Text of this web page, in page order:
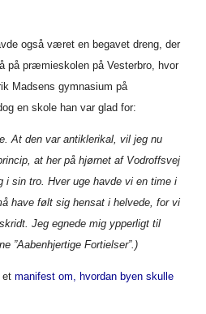
også været en begavet dreng, der
på præmieskolen på Vesterbro, hvor
Madsens gymnasium på
en skole han var glad for:
At den var antiklerikal, vil jeg nu
at her på hjørnet af Vodroffsvej
i sin tro. Hver uge havde vi en time i
have følt sig hensat i helvede, for vi
Jeg egnede mig ypperligt til
”Aabenhjertige Fortielser”.)
et manifest om, hvordan byen skulle